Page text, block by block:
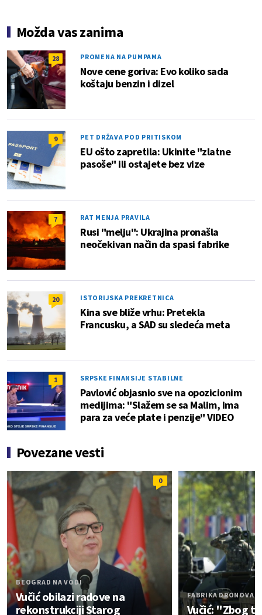
Možda vas zanima
28 PROMENA NA PUMPAMA
Nove cene goriva: Evo koliko sada
koštaju benzin i dizel
9 PET DRŽAVA POD PRITISKOM
EU ošto zapretila: Ukinite "zlatne
pasoše" ili ostajete bez vize
7 RAT MENJA PRAVILA
Rusi "melju": Ukrajina pronašla
neočekivan način da spasi fabrike
20 ISTORIJSKA PREKRETNICA
Kina sve bliže vrhu: Pretekla
Francusku, a SAD su sledeća meta
1 SRPSKE FINANSIJE STABILNE
Pavlović objasnio sve na opozicionim
medijima: "Slažem se sa Malim, ima
para za veće plate i penzije" VIDEO
Povezane vesti
0
BEOGRAD NA VODI
Vučić obilazi radove na
rekonstrukciji Starog
FABRIKA DRONOVA
Vučić: "Zbog